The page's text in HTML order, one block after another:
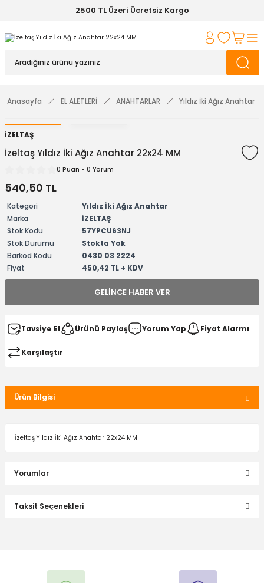
2500 TL Üzeri Ücretsiz Kargo
Anasayfa EL ALETLERİ ANAHTARLAR Yıldız İki Ağız Anahtar
İZELTAŞ
İzeltaş Yıldız İki Ağız Anahtar 22x24 MM
0 Puan - 0 Yorum
540,50 TL
Kategori
Yıldız İki Ağız Anahtar
Marka
İZELTAŞ
Stok Kodu
57YPCU63NJ
Stok Durumu
Stokta Yok
Barkod Kodu
0430 03 2224
Fiyat
450,42 TL + KDV
GELINCE HABER VER
Tavsiye Et Ürünü Paylaş Yorum Yap Fiyat Alarmı
Karşılaştır
Ürün Bilgisi
İzeltaş Yıldız İki Ağız Anahtar 22x24 MM
Yorumlar
Taksit Seçenekleri